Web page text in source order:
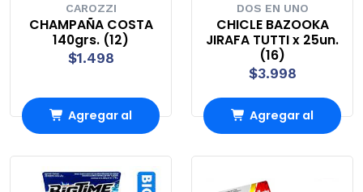
CAROZZI
CHAMPAÑA COSTA
140grs. (12)
$1.498
Agregar al
DOS EN UNO
CHICLE BAZOOKA
JIRAFA TUTTI x 25un.
(16)
$3.998
Agregar al